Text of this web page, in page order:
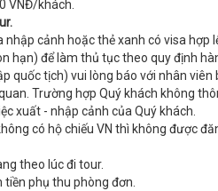
VNĐ/khách.
cảnh hoặc thẻ xanh có visa hợp
hạn) để làm thủ tục theo quy định
quốc tịch) vui lòng báo với nhân viên
Trường hợp Quý khách không
xuất - nhập cảnh của Quý khách.
có hộ chiếu VN thì không được
theo lúc đi tour.
phụ thu phòng đơn.